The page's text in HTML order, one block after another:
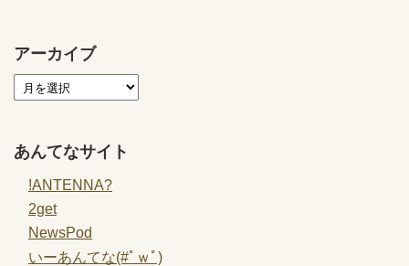
アーカイブ
あんてなサイト
!ANTENNA?
2get
NewsPod
いーあんてな(#ﾟｗﾟ)